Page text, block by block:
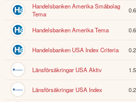
Handelsbanken Amerika Småbolag
Tema
Handelsbanken Amerika Tema
Handelsbanken USA Index Criteria
Länsförsäkringar USA Aktiv
Länsförsäkringar USA Index